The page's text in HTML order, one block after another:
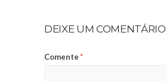
DEIXE UM COMENTÁRIO
Comente*